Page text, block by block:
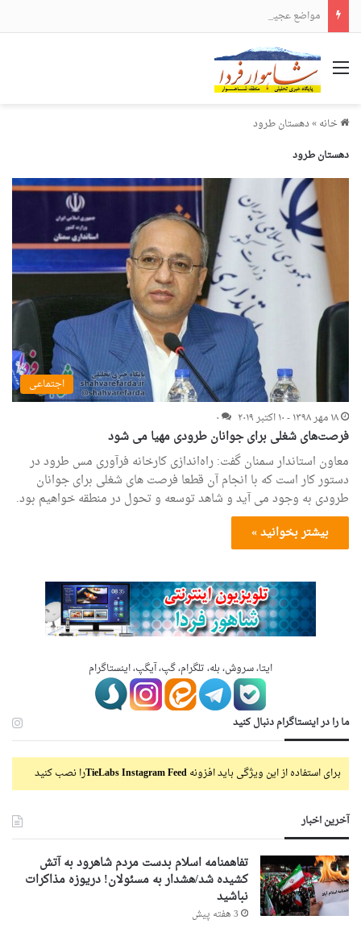
مواضع عجیب و دور از انتظار علی لاریجانی
منو
خانه»دهستان طرود
دهستان طرود
اجتماعی
۱۸ مهر ۱۳۹۸ - ۱۰ اکتبر ۲۰۱۹
۰
فرصت‌های شغلی برای جوانان طرودی مهیا می شود
معاون استاندار سمنان گفت: راه‌اندازی کارخانه فرآوری مس طرود در
دستور کار است که با انجام آن قطعا فرصت های شغلی برای جوانان
طرودی به وجود می آید و شاهد توسعه و تحول در منطقه خواهیم بود.
بیشتر بخوانید »
ایتا، سروش، بله، تلگرام، گپ، آیگپ، اینستاگرام
ما را در اینستاگرام دنبال کنید
برای استفاده از این ویژگی باید افزونهTieLabs Instagram Feedرا نصب کنید
آخرین اخبار
تفاهمنامه اسلام بدست مردم شاهرود به آتش
کشیده شد/هشدار به مسئولان! دریوزه مذاکرات
نباشید
3 هفته پیش